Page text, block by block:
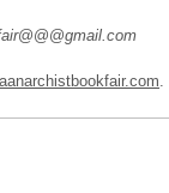
@@@gmail.com
.